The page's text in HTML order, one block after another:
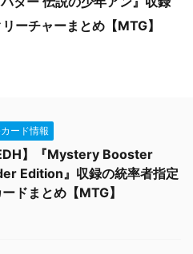
ーチャーまとめ【MTG】
ード情報
】『Mystery Booster
Edition』収録の統率者指定
ドまとめ【MTG】